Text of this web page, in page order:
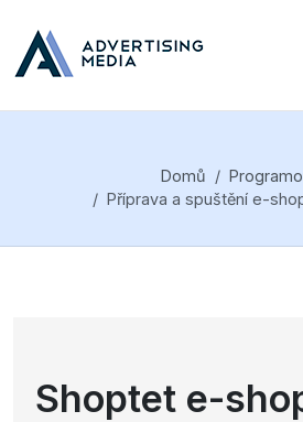
Domů
Příprava a spuštění e-
Shoptet e-